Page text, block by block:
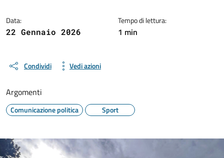
Data:
22 Gennaio 2026
Tempo di lettura:
1 min
Condividi Vedi azioni
Argomenti
Comunicazione politica Sport